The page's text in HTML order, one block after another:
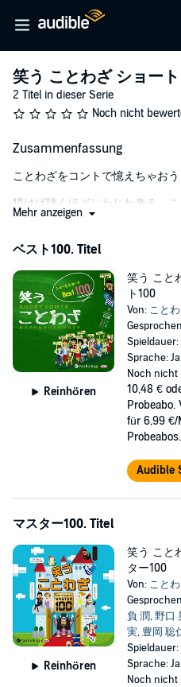
笑う ことわざ ショー
2 Titel in dieser Serie
Noch nicht
Zusammenfassung
ことわざをコントで憶えちゃおう
聴けば聴くほどじわじわ来る。
い。
Mehr anzeigen
ベスト100. Titel
Reinhören
笑う こと
ト100
Von: こと
Sprache:
Noch nicht
10,48 €
für 6,99 €/
Probeabos.
Audible
マスター100. Titel
Reinhören
笑う こと
ター100
Von: こと
負 潤,野口
実, 豊岡 聡
Sprache:
Noch nicht